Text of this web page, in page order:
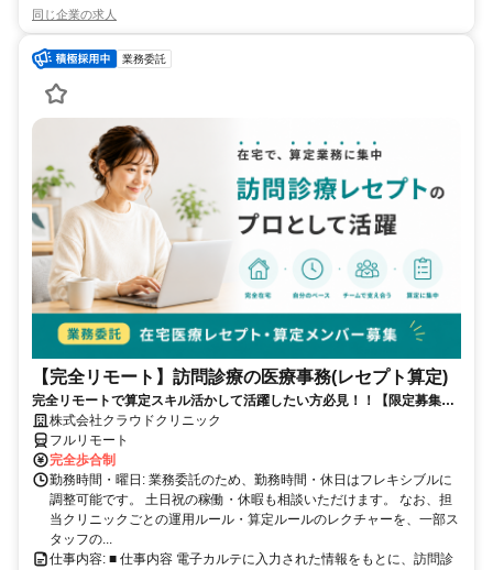
同じ企業の求人
業務委託
【完全リモート】訪問診療の医療事務(レセプト算定)
完全リモートで算定スキル活かして活躍したい方必見！！【限定募集】
完全リモート｜在宅医療レセプト算定（成果報酬型／業務委託）
株式会社クラウドクリニック
フルリモート
完全歩合制
勤務時間・曜日: 業務委託のため、勤務時間・休日はフレキシブルに
調整可能です。 土日祝の稼働・休暇も相談いただけます。 なお、担
当クリニックごとの運用ルール・算定ルールのレクチャーを、一部ス
タッフの...
仕事内容: ■ 仕事内容 電子カルテに入力された情報をもとに、訪問診